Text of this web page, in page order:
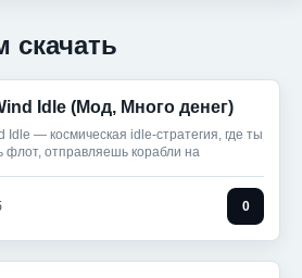
скачать
Idle (Мод, Много денег)
Idle — космическая idle-стратегия, где ты
флот, отправляешь корабли на
0